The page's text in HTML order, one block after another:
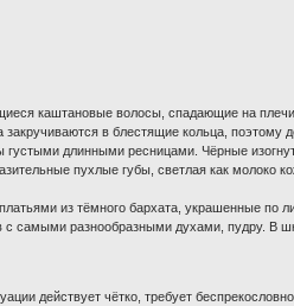
каштановые волосы, спадающие на
в блестящие кольца, поэтому
длинными ресницами. Чёрные
пухлые губы, светлая как молоко
из тёмного бархата, украшенные по
самыми разнообразными духами, пудру. В
действует чётко, требует